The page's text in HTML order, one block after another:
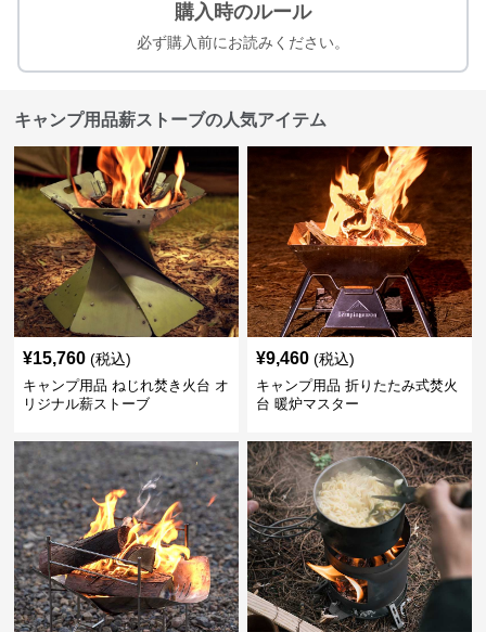
購入時のルール
必ず購入前にお読みください。
キャンプ用品薪ストーブの人気アイテム
¥15,760 (税込)
キャンプ用品 ねじれ焚き火台 オ
リジナル薪ストーブ
¥9,460 (税込)
キャンプ用品 折りたたみ式焚火
台 暖炉マスター